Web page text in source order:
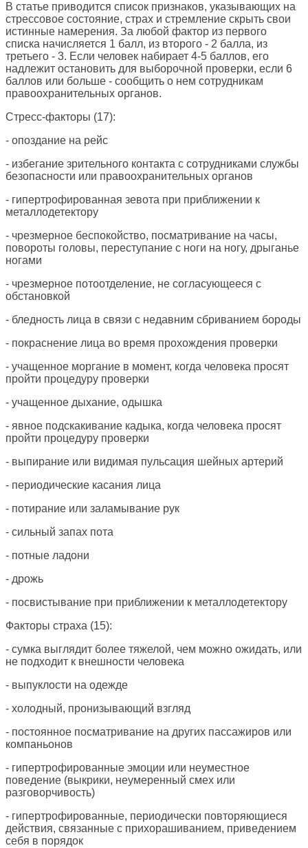
В статье приводится список признаков, указывающих на
стрессовое состояние, страх и стремление скрыть свои
истинные намерения. За любой фактор из первого
списка начисляется 1 балл, из второго - 2 балла, из
третьего - 3. Если человек набирает 4-5 баллов, его
надлежит остановить для выборочной проверки, если 6
баллов или больше - сообщить о нем сотрудникам
правоохранительных органов.
Стресс-факторы (17):
- опоздание на рейс
- избегание зрительного контакта с сотрудниками службы
безопасности или правоохранительных органов
- гипертрофированная зевота при приближении к
металлодетектору
- чрезмерное беспокойство, посматривание на часы,
повороты головы, переступание с ноги на ногу, дрыганье
ногами
- чрезмерное потоотделение, не согласующееся с
обстановкой
- бледность лица в связи с недавним сбриванием бороды
- покраснение лица во время прохождения проверки
- учащенное моргание в момент, когда человека просят
пройти процедуру проверки
- учащенное дыхание, одышка
- явное подскакивание кадыка, когда человека просят
пройти процедуру проверки
- выпирание или видимая пульсация шейных артерий
- периодические касания лица
- потирание или заламывание рук
- сильный запах пота
- потные ладони
- дрожь
- посвистывание при приближении к металлодетектору
Факторы страха (15):
- сумка выглядит более тяжелой, чем можно ожидать, или
не подходит к внешности человека
- выпуклости на одежде
- холодный, пронизывающий взгляд
- постоянное посматривание на других пассажиров или
компаньонов
- гипертрофированные эмоции или неуместное
поведение (выкрики, неумеренный смех или
разговорчивость)
- гипертрофированные, периодически повторяющиеся
действия, связанные с прихорашиванием, приведением
себя в порядок